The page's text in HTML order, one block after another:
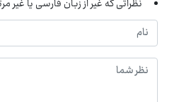
نظراتی که غیر از زبان فارسی یا